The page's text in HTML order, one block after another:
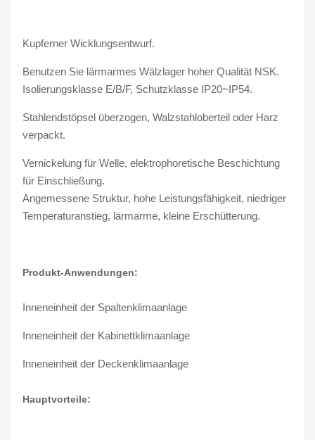
Kupferner Wicklungsentwurf.
Benutzen Sie lärmarmes Wälzlager hoher Qualität NSK.
Isolierungsklasse E/B/F, Schutzklasse IP20~IP54.
Stahlendstöpsel überzogen, Walzstahloberteil oder Harz
verpackt.
Vernickelung für Welle, elektrophoretische Beschichtung
für Einschließung.
Angemessene Struktur, hohe Leistungsfähigkeit, niedriger
Temperaturanstieg, lärmarme, kleine Erschütterung.
Produkt-Anwendungen:
Inneneinheit der Spaltenklimaanlage
Inneneinheit der Kabinettklimaanlage
Inneneinheit der Deckenklimaanlage
Hauptvorteile: